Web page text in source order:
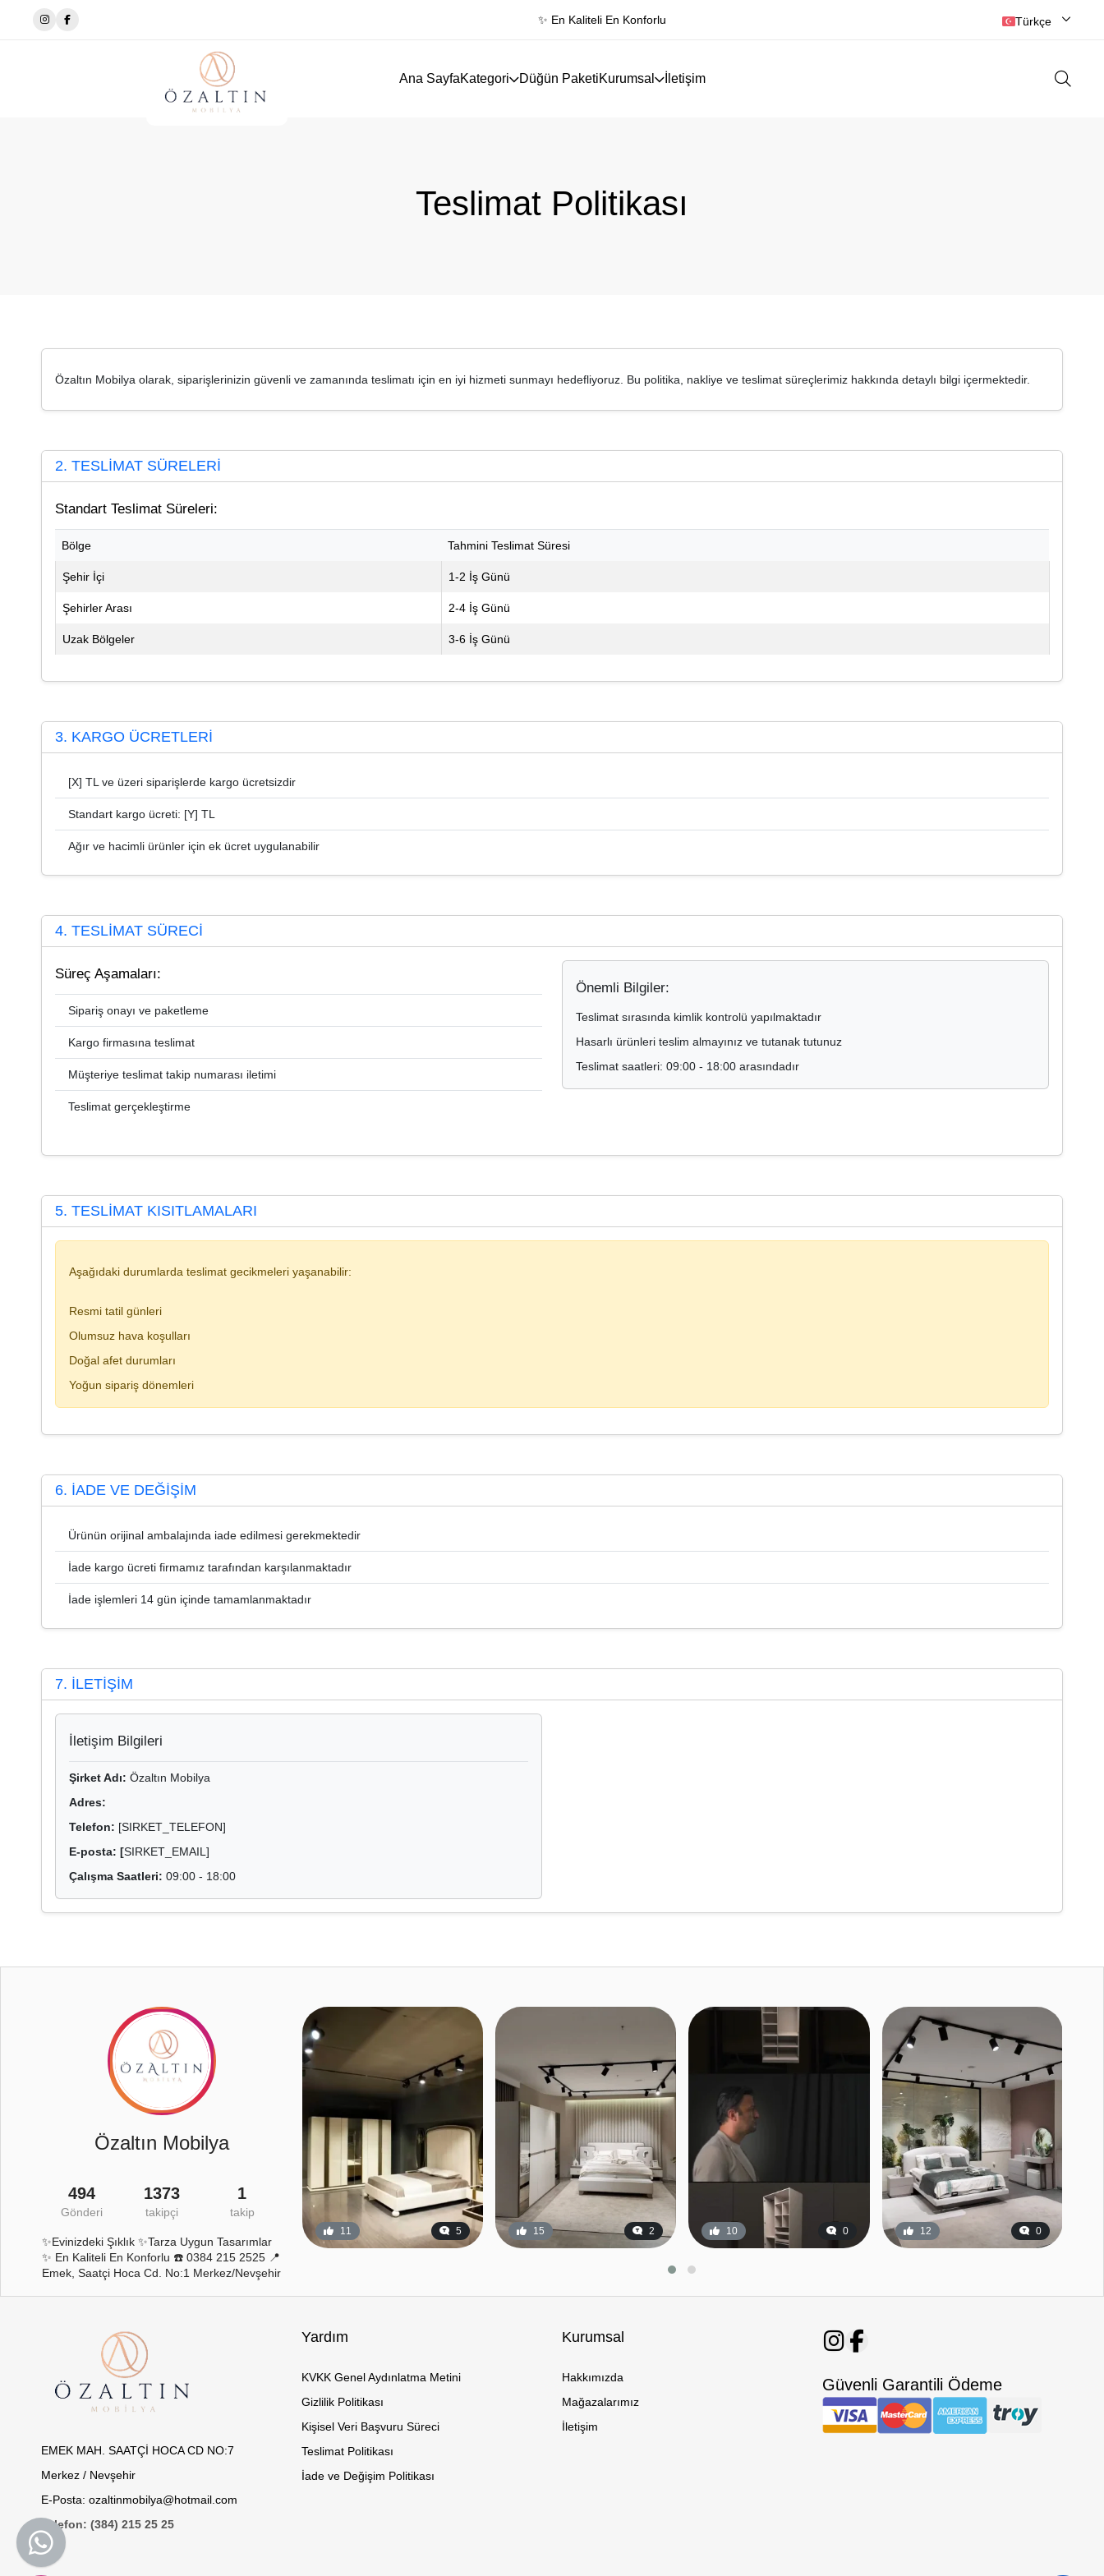
✨ En Kaliteli En Konforlu Türkçe
Ana SayfaKategori Düğün PaketiKurumsal İletişim
Teslimat Politikası
Özaltın Mobilya olarak, siparişlerinizin güvenli ve zamanında teslimatı için en iyi hizmeti sunmayı hedefliyoruz. Bu politika, nakliye ve teslimat süreçlerimiz hakkında detaylı bilgi içermektedir.
2. TESLİMAT SÜRELERİ
Standart Teslimat Süreleri:
Bölge Tahmini Teslimat Süresi
Şehir İçi 1-2 İş Günü
Şehirler Arası 2-4 İş Günü
Uzak Bölgeler 3-6 İş Günü
3. KARGO ÜCRETLERİ
[X] TL ve üzeri siparişlerde kargo ücretsizdir
Standart kargo ücreti: [Y] TL
Ağır ve hacimli ürünler için ek ücret uygulanabilir
4. TESLİMAT SÜRECİ
Süreç Aşamaları:
Sipariş onayı ve paketleme
Kargo firmasına teslimat
Müşteriye teslimat takip numarası iletimi
Teslimat gerçekleştirme
Önemli Bilgiler:
Teslimat sırasında kimlik kontrolü yapılmaktadır
Hasarlı ürünleri teslim almayınız ve tutanak tutunuz
Teslimat saatleri: 09:00 - 18:00 arasındadır
5. TESLİMAT KISITLAMALARI
Aşağıdaki durumlarda teslimat gecikmeleri yaşanabilir:
Resmi tatil günleri
Olumsuz hava koşulları
Doğal afet durumları
Yoğun sipariş dönemleri
6. İADE VE DEĞİŞİM
Ürünün orijinal ambalajında iade edilmesi gerekmektedir
İade kargo ücreti firmamız tarafından karşılanmaktadır
İade işlemleri 14 gün içinde tamamlanmaktadır
7. İLETİŞİM
İletişim Bilgileri
Şirket Adı: Özaltın Mobilya
Adres:
Telefon: [SIRKET_TELEFON]
E-posta: [SIRKET_EMAIL]
Çalışma Saatleri: 09:00 - 18:00
Özaltın Mobilya
494
Gönderi
1373
takipçi
1
takip
✨Evinizdeki Şıklık ✨Tarza Uygun Tasarımlar
✨ En Kaliteli En Konforlu ☎️ 0384 215 2525 📍
Emek, Saatçi Hoca Cd. No:1 Merkez/Nevşehir
11 5 15 2 10 0 12 0
EMEK MAH. SAATÇİ HOCA CD NO:7
Merkez / Nevşehir
E-Posta: ozaltinmobilya@hotmail.com
Telefon: (384) 215 25 25
Yardım
KVKK Genel Aydınlatma Metini
Gizlilik Politikası
Kişisel Veri Başvuru Süreci
Teslimat Politikası
İade ve Değişim Politikası
Kurumsal
Hakkımızda
Mağazalarımız
İletişim
Güvenli Garantili Ödeme